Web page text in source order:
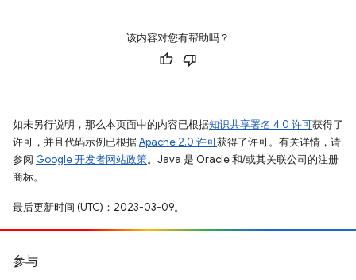
该内容对您有帮助吗？
如未另行说明，那么本页面中的内容已根据知识共享署名 4.0 许可获得了
许可，并且代码示例已根据Apache 2.0 许可获得了许可。有关详情，请
参阅 Google 开发者网站政策。Java 是 Oracle 和/或其关联公司的注册
商标。
最后更新时间 (UTC)：2023-03-09。
参与